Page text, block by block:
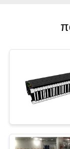
SITEMAP